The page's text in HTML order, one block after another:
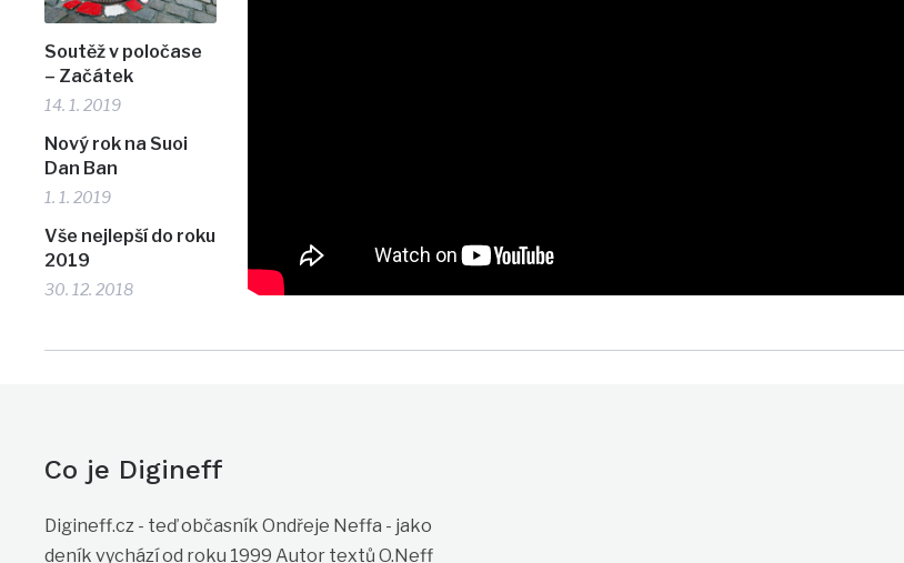
Soutěž v poločase
– Začátek
14. 1. 2019
Nový rok na Suoi
Dan Ban
1. 1. 2019
Vše nejlepší do roku
2019
30. 12. 2018
Co je Digineff
Digineff.cz - teď občasník Ondřeje Neffa - jako
deník vychází od roku 1999 Autor textů O.Neff